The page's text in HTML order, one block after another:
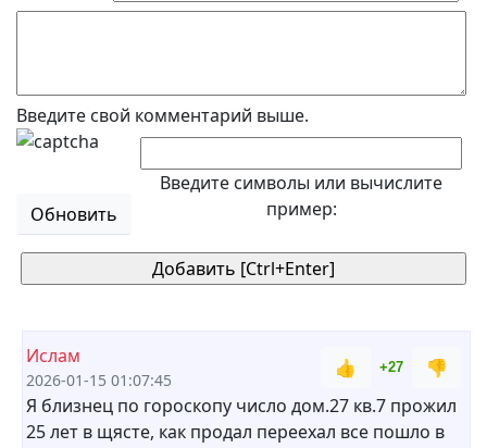
Введите свой комментарий выше.
Обновить
Введите символы или вычислите
пример:
Ислам
2026-01-15 01:07:45
👍 +27
👎
Я близнец по гороскопу число дом.27 кв.7 прожил
25 лет в щясте, как продал переехал все пошло в